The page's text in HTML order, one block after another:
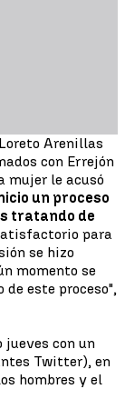
Arenillas
con Errejón
mujer le acusó
un proceso
tratando de
para
se hizo
momento se
este proceso",
jueves con un
Twitter), en
hombres y el